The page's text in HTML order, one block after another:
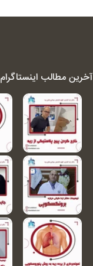
آخرین مطالب اینستاگرام